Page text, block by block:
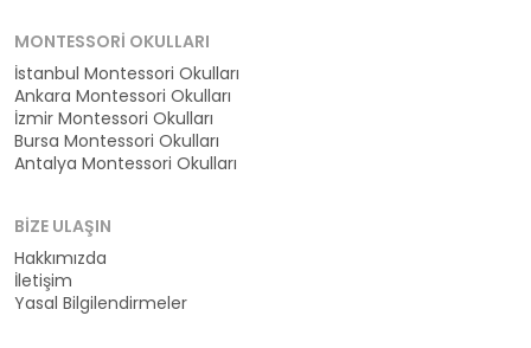
MONTESSORI OKULLARI
İstanbul Montessori Okulları
Ankara Montessori Okulları
İzmir Montessori Okulları
Bursa Montessori Okulları
Antalya Montessori Okulları
BIZE ULAŞIN
Hakkımızda
İletişim
Yasal Bilgilendirmeler